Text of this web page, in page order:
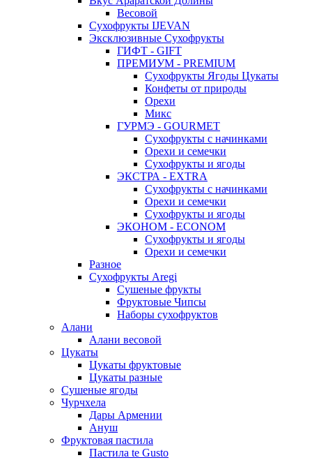
Весовой
Сухофрукты IJEVAN
Эксклюзивные Сухофрукты
ГИФТ - GIFT
ПРЕМИУМ - PREMIUM
Сухофрукты Ягоды Цукаты
Конфеты от природы
Орехи
Микс
ГУРМЭ - GOURMET
Сухофрукты с начинками
Орехи и семечки
Сухофрукты и ягоды
ЭКСТРА - EXTRA
Сухофрукты с начинками
Орехи и семечки
Сухофрукты и ягоды
ЭКОНОМ - ECONOM
Сухофрукты и ягоды
Орехи и семечки
Разное
Сухофрукты Aregi
Сушеные фрукты
Фруктовые Чипсы
Наборы сухофруктов
Алани
Алани весовой
Цукаты
Цукаты фруктовые
Цукаты разные
Сушеные ягоды
Чурчхела
Дары Армении
Ануш
Фруктовая пастила
Пастила te Gusto